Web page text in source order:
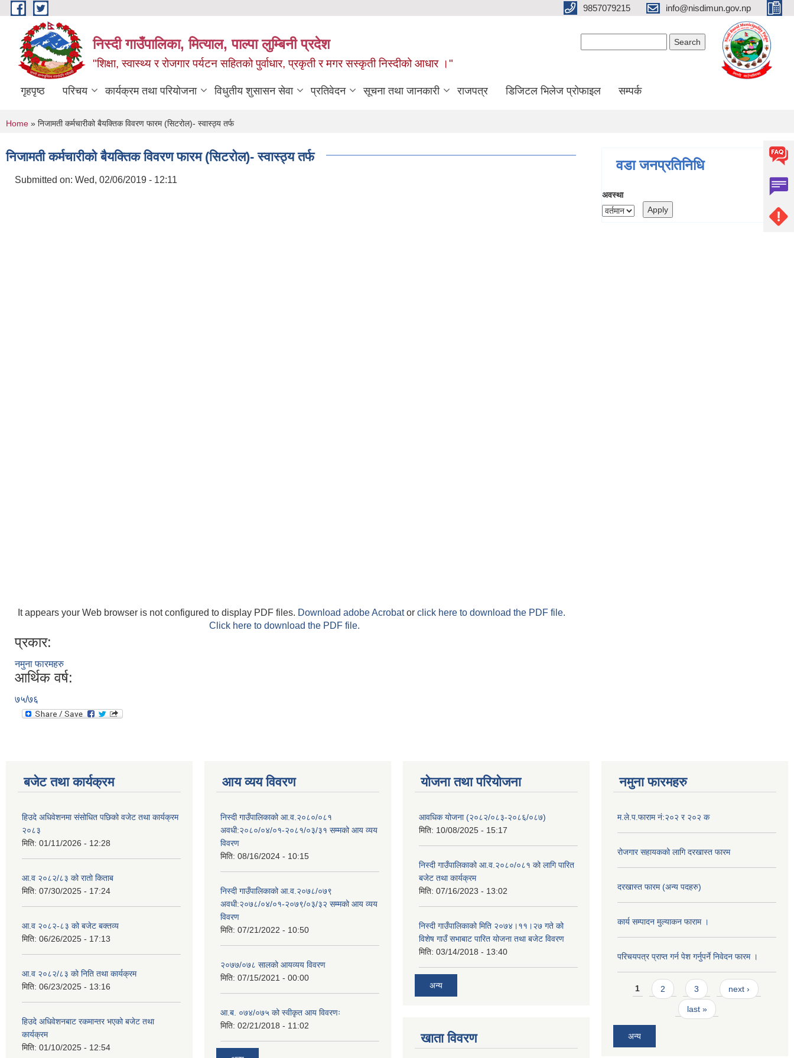
Skip to main content 9857079215 info@nisdimun.gov.np
निस्दी गाउँपालिका, मित्याल, पाल्पा लुम्बिनी प्रदेश
"शिक्षा, स्वास्थ्य र रोजगार पर्यटन सहितको पुर्वाधार, प्रकृती र मगर सस्कृती निस्दीको आधार ।"
गृहपृष्ठ परिचय कार्यक्रम तथा परियोजना विधुतीय शुसासन सेवा प्रतिवेदन सूचना तथा जानकारी राजपत्र डिजिटल भिलेज प्रोफाइल सम्पर्क
You are here
Home » निजामती कर्मचारीको बैयक्तिक विवरण फारम (सिटरोल)- स्वास्ठ्य तर्फ
निजामती कर्मचारीको बैयक्तिक विवरण फारम (सिटरोल)- स्वास्ठ्य तर्फ
Submitted on: Wed, 02/06/2019 - 12:11
It appears your Web browser is not configured to display PDF files. Download adobe Acrobator click here to download the PDF file.
Click here to download the PDF file.
प्रकार:
नमुना फारमहरु
आर्थिक वर्ष:
७५/७६
वडा जनप्रतिनिधि
अवस्था
बजेट तथा कार्यक्रम
हिउदे अधिवेशनमा संसोधित पछिको वजेट तथा कार्यक्रम
२०८३
मिति: 01/11/2026 - 12:28
आ.व २०८२/८३ को रातो किताब
मिति: 07/30/2025 - 17:24
आ.व २०८२-८३ को बजेट बक्तव्य
मिति: 06/26/2025 - 17:13
आ.व २०८२/८३ को निति तथा कार्यक्रम
मिति: 06/23/2025 - 13:16
हिउदे अधिवेशनबाट रकमान्तर भएको बजेट तथा
कार्यक्रम
मिति: 01/10/2025 - 12:54
आय व्यय विवरण
निस्दी गाउँपालिकाको आ.व.२०८०/०८१
अवधी:२०८०/०४/०१-२०८१/०३/३१ सम्मको आय व्यय
विवरण
मिति: 08/16/2024 - 10:15
निस्दी गाउँपालिकाको आ.व.२०७८/०७९
अवधी:२०७८/०४/०१-२०७९/०३/३२ सम्मको आय व्यय
विवरण
मिति: 07/21/2022 - 10:50
२०७७/०७८ सालको आयव्यय विवरण
मिति: 07/15/2021 - 00:00
आ.ब. ०७४/०७५ को स्वीकृत आय विवरणः
मिति: 02/21/2018 - 11:02
योजना तथा परियोजना
आवधिक योजना (२०८२/०८३-२०८६/०८७)
मिति: 10/08/2025 - 15:17
निस्दी गाउँपालिकाको आ.व.२०८०/०८१ को लागि पारित
बजेट तथा कार्यक्रम
मिति: 07/16/2023 - 13:02
निस्दी गाउँपालिकाको मिति २०७४।११।२७ गते को
विशेष गाउँ सभाबाट पारित योजना तथा बजेट विवरण
मिति: 03/14/2018 - 13:40
अन्य
खाता विवरण
नमुना फारमहरु
म.ले.प.फाराम नं:२०२ र २०२ क
रोजगार सहायकको लागि दरखास्त फारम
दरखास्त फारम (अन्य पदहरु)
कार्य सम्पादन मुल्याक‌न फाराम ।
परिचयपत्र प्राप्त गर्न पेश गर्नुपर्ने निवेदन फारम ।
Pages
1 2 3 next ›
last »
अन्य